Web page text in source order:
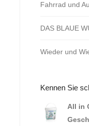
Fahrrad und
DAS BLAUE
Wieder und
Kennen Sie
All in